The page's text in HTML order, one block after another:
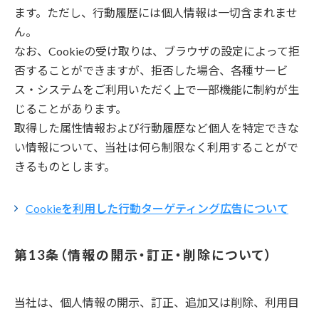
ます。ただし、行動履歴には個人情報は一切含まれませ
ん。
なお、Cookieの受け取りは、ブラウザの設定によって拒
否することができますが、拒否した場合、各種サービ
ス・システムをご利用いただく上で一部機能に制約が生
じることがあります。
取得した属性情報および行動履歴など個人を特定できな
い情報について、当社は何ら制限なく利用することがで
きるものとします。
Cookieを利用した行動ターゲティング広告について
情報の開示・訂正・削除について
当社は、個人情報の開示、訂正、追加又は削除、利用目